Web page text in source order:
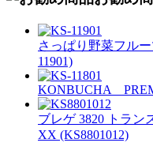
さっぱり野菜フル
11901)
KONBUCHA
ブレゲ 3820 トラン
XX (KS8801012)